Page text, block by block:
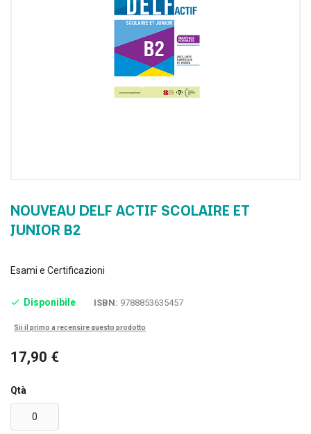
NOUVEAU DELF ACTIF SCOLAIRE ET
JUNIOR B2
Disponibile ISBN: 9788853635457
Sii il primo a recensire questo prodotto
17,90 €
Qtà
Esami e Certificazioni